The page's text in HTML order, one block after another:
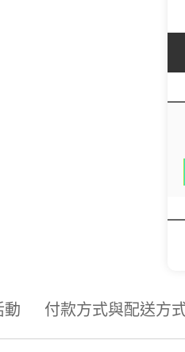
動 付款方式與配送方